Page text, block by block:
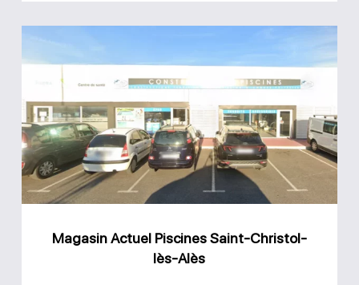
Actuel
Piscines
Saint-
Christol-
lès-
Alès
Magasin Actuel Piscines Saint-Christol-
lès-Alès